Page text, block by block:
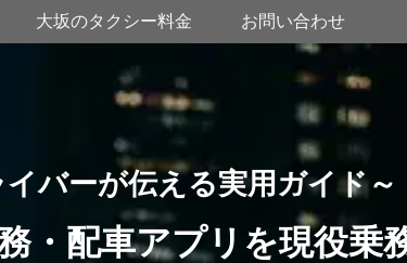
バーが伝える実用ガイド～
・配車アプリを現役乗
大坂のタクシー料金 お問い合わせ